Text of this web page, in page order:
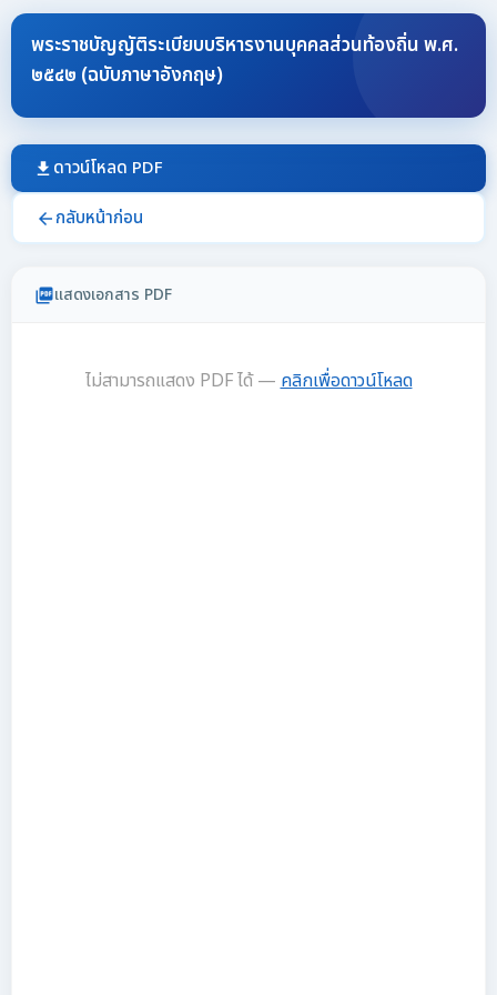
พระราชบัญญัติระเบียบบริหารงานบุคคลส่วนท้องถิ่น พ.ศ.
๒๕๔๒ (ฉบับภาษาอังกฤษ)
download ดาวน์โหลด PDF
arrow_back กลับหน้าก่อน
picture_as_pdfแสดงเอกสาร PDF
ไม่สามารถแสดง PDF ได้ —คลิกเพื่อดาวน์โหลด